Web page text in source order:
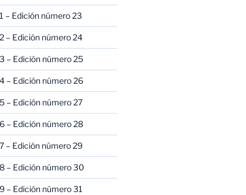
– Edición número 23
– Edición número 24
– Edición número 25
– Edición número 26
– Edición número 27
– Edición número 28
– Edición número 29
– Edición número 30
– Edición número 31